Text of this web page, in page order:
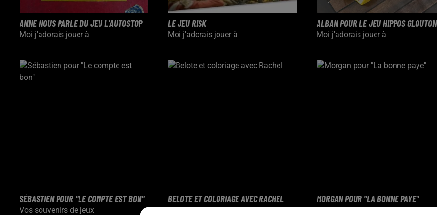
ANNE NOUS PARLE DU JEU L'AUTOSTOP
Moi j'adorais jouer à
LE JEU RISK
Moi j'adorais jouer à
ALBAN POUR LE JEU HIPPOS
Moi j'adorais jouer à
SÉBASTIEN POUR "LE COMPTE EST BON"
Vos souvenirs de jeux
BELOTE ET COLORIAGE AVEC RACHEL
Vos souvenirs de jeux
MORGAN POUR "LA BONNE PAYE"
Vos souvenirs de jeux